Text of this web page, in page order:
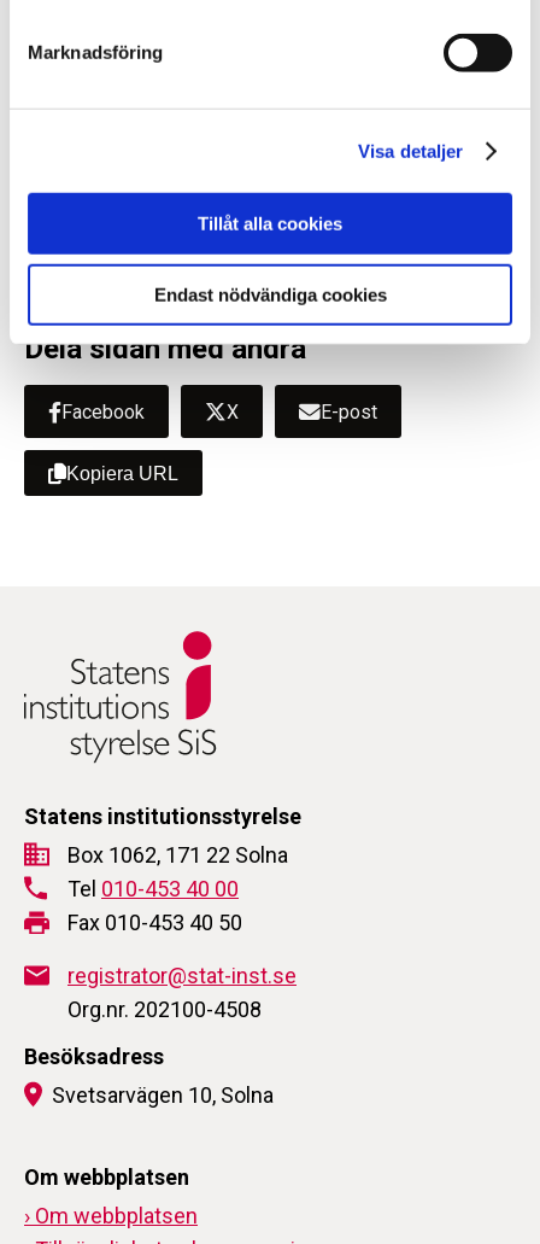
Marknadsföring
Visa detaljer
Tillåt alla cookies
Endast nödvändiga cookies
Sidan uppdateradtisdag 23 november 2021
Dela sidan med andra
Facebook X E-post
Kopiera URL
Statens institutionsstyrelse
Box 1062, 171 22 Solna
Tel 010-453 40 00
Fax 010-453 40 50
registrator@stat-inst.se
Org.nr. 202100-4508
Besöksadress
Svetsarvägen 10, Solna
Om webbplatsen
› Om webbplatsen